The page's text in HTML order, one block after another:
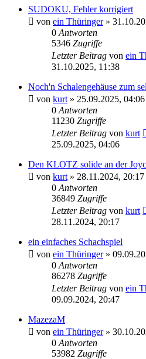
SUDOKU, Fehler korrigiert
von ein Thüringer»
0 Antworten
5346 Zugriffe
Letzter Beitrag von ein
31.10.2025, 11:38
Noch'n Schalengehäuse zum
von kurt » 25.09.2025, 04:06
0 Antworten
11230 Zugriffe
Letzter Beitrag von kurt
25.09.2025, 04:06
Den KLOTZ solide an der
von kurt » 28.11.2024, 20:17
0 Antworten
36849 Zugriffe
Letzter Beitrag von kurt
28.11.2024, 20:17
ein einfaches Schachspiel
von ein Thüringer»
0 Antworten
86278 Zugriffe
Letzter Beitrag von ein
09.09.2024, 20:47
MazezaM
von ein Thüringer»
0 Antworten
53982 Zugriffe